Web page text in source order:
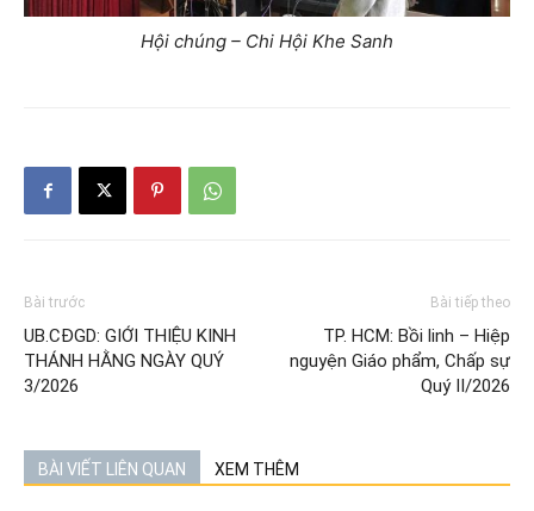
Hội chúng – Chi Hội Khe Sanh
Bài trước
UB.CĐGD: GIỚI THIỆU KINH
THÁNH HẰNG NGÀY QUÝ
3/2026
Bài tiếp theo
TP. HCM: Bồi linh – Hiệp
nguyện Giáo phẩm, Chấp sự
Quý II/2026
BÀI VIẾT LIÊN QUAN XEM THÊM